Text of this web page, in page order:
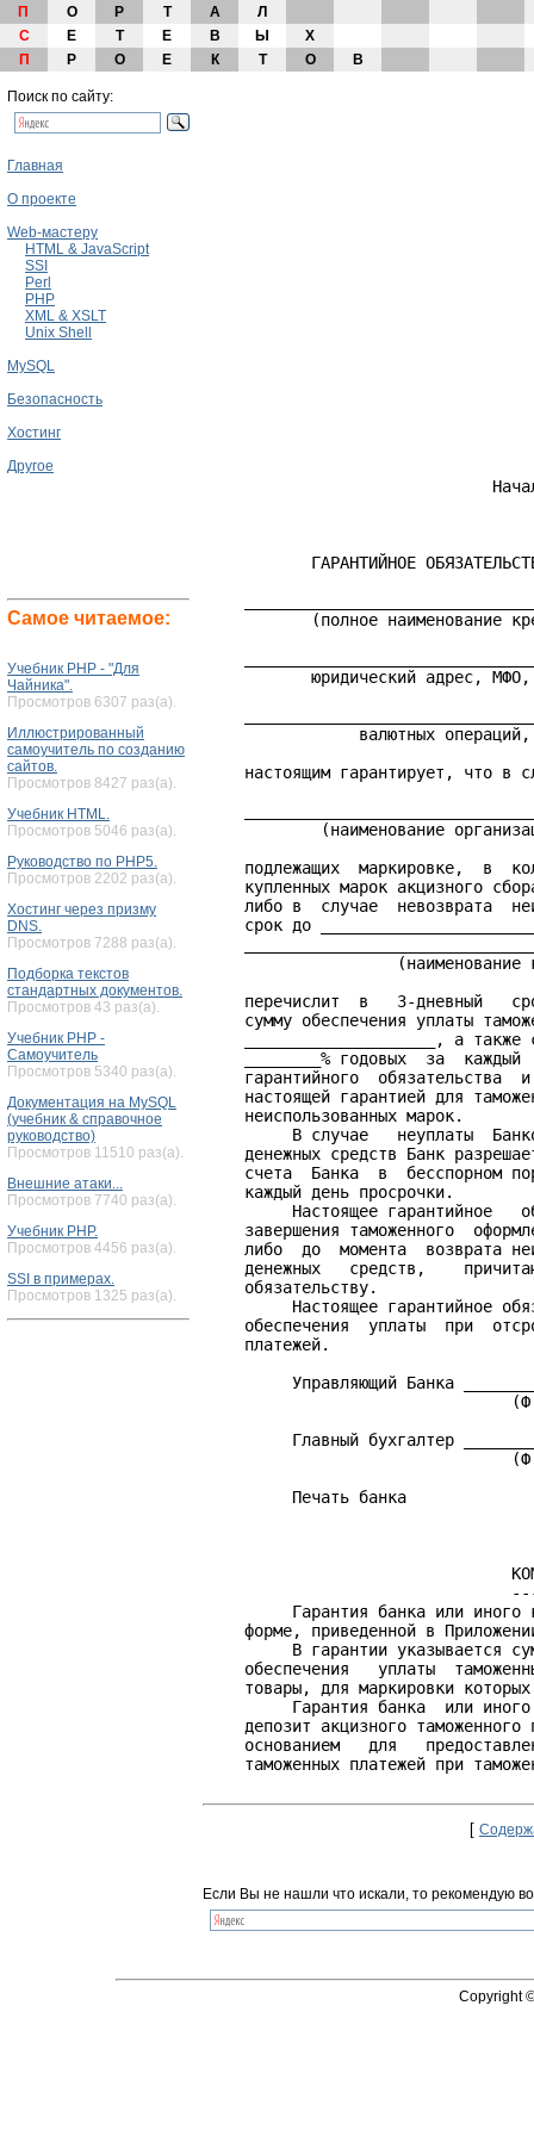
П О Р Т А
Л
С
Е Т Е В Ы
Х
П
Р О Е К Т О В
Поиск по сайту:
Главная
О проекте
Web-мастеру
HTML & JavaScript
SSI
Perl
PHP
XML & XSLT
Unix Shell
MySQL
Безопасность
Хостинг
Другое
Самое читаемое:
Учебник PHP - "Для
Чайника".
Просмотров 6307 раз(а).
Иллюстрированный
самоучитель по созданию
сайтов.
Просмотров 8427 раз(а).
Учебник HTML.
Просмотров 5046 раз(а).
Руководство по PHP5.
Просмотров 2202 раз(а).
Хостинг через призму
DNS.
Просмотров 7288 раз(а).
Подборка текстов
стандартных документов.
Просмотров 43 раз(а).
Учебник PHP -
Самоучитель
Просмотров 5340 раз(а).
Документация на MySQL
(учебник & справочное
руководство)
Просмотров 11510 раз(а).
Внешние атаки...
Просмотров 7740 раз(а).
Учебник PHP.
Просмотров 4456 раз(а).
SSI в примерах.
Просмотров 1325 раз(а).
ГАРАНТИЙНОЕ
(полное наименование
юридический адрес,
валютных
настоящим гарантирует, что в
(наименование
подлежащих  маркировке,  в
купленных марок акцизного
либо в  случае  невозврата
срок до
(наименование
перечислит  в   3-дневный
сумму обеспечения уплаты
____________________, а также
________% годовых  за  каждый
гарантийного  обязательства
настоящей гарантией для
    неиспользованных марок.
В случае   неуплаты
денежных средств Банк
счета  Банка  в  бесспорном
    каждый день просрочки.
Настоящее гарантийное
завершения таможенного
либо  до  момента  возврата
денежных   средств,
    обязательству.
Настоящее гарантийное
обеспечения  уплаты  при
    платежей.
Управляющий Банка
Главный бухгалтер
         Печать банка
Гарантия банка или иного
форме, приведенной в
В гарантии указывается
обеспечения   уплаты
товары, для маркировки
Гарантия банка  или
депозит акцизного таможенного
основанием   для
таможенных платежей при
[
Если Вы не нашли что искали, то рекомендую
Copyright